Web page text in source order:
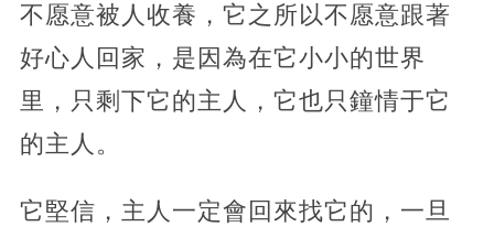
不愿意被人收養，它之所以不愿意跟著
好心人回家，是因為在它小小的世界
里，只剩下它的主人，它也只鐘情于它
的主人。
它堅信，主人一定會回來找它的，一旦